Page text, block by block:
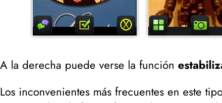
A la derecha puede verse la función
Los inconvenientes más frecuentes en este